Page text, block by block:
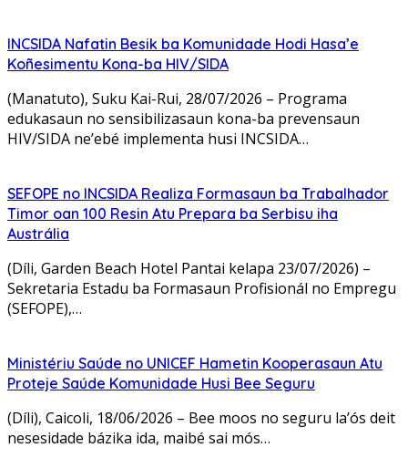
INCSIDA Nafatin Besik ba Komunidade Hodi Hasa’e
Koñesimentu Kona-ba HIV/SIDA
(Manatuto), Suku Kai-Rui, 28/07/2026 – Programa
edukasaun no sensibilizasaun kona-ba prevensaun
HIV/SIDA ne’ebé implementa husi INCSIDA…
SEFOPE no INCSIDA Realiza Formasaun ba Trabalhador
Timor oan 100 Resin Atu Prepara ba Serbisu iha
Austrália
(Díli, Garden Beach Hotel Pantai kelapa 23/07/2026) –
Sekretaria Estadu ba Formasaun Profisionál no Empregu
(SEFOPE),…
Ministériu Saúde no UNICEF Hametin Kooperasaun Atu
Proteje Saúde Komunidade Husi Bee Seguru
(Díli), Caicoli, 18/06/2026 – Bee moos no seguru la’ós deit
nesesidade bázika ida, maibé sai mós…